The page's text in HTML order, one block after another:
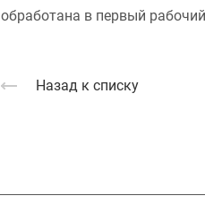
обработана в первый
Назад к списку